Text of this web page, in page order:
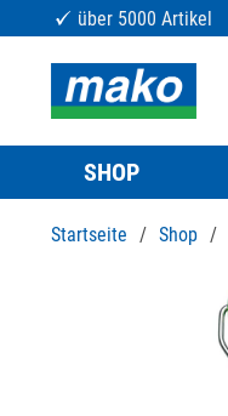
über 5000 Artikel
SHOP
Startseite / Shop /